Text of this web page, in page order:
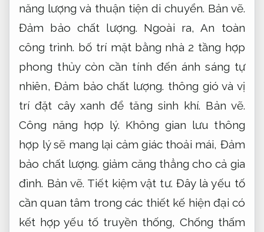
năng lượng và thuận tiện di chuyển. Bản vẽ.
Đảm bảo chất lượng. Ngoài ra,An toàn
công trình. bố trí mặt bằng nhà 2 tầng hợp
phong thủy còn cần tính đến ánh sáng tự
nhiên, Đảm bảo chất lượng. thông gió và vị
trí đặt cây xanh để tăng sinh khí. Bản vẽ.
Công năng hợp lý. Không gian lưu thông
hợp lý sẽ mang lại cảm giác thoải mái, Đảm
bảo chất lượng. giảm căng thẳng cho cả gia
đình. Bản vẽ. Tiết kiệm vật tư. Đây là yếu tố
cần quan tâm trong các thiết kế hiện đại có
kết hợp yếu tố truyền thống, Chống thấm